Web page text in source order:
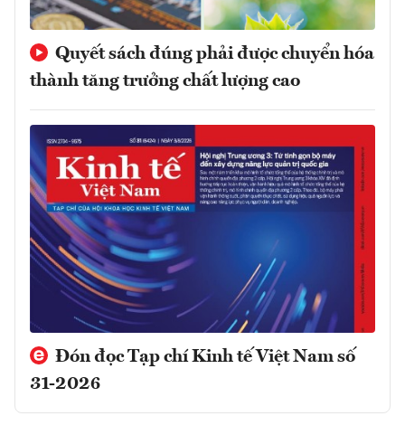
Quyết sách đúng phải được chuyển hóa
thành tăng trưởng chất lượng cao
Đón đọc Tạp chí Kinh tế Việt Nam số
31-2026